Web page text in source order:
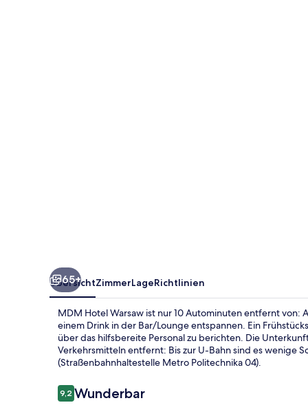
65+
ÜbersichtZimmerLageRichtlinien
MDM Hotel Warsaw ist nur 10 Autominuten entfernt
einem Drink in der Bar/Lounge entspannen. Ein
über das hilfsbereite Personal zu berichten. Die
Verkehrsmitteln entfernt: Bis zur U-Bahn sind es wenige
(Straßenbahnhaltestelle Metro Politechnika 04).
Bewertungen
9,29,2 von 10.
Wunderbar